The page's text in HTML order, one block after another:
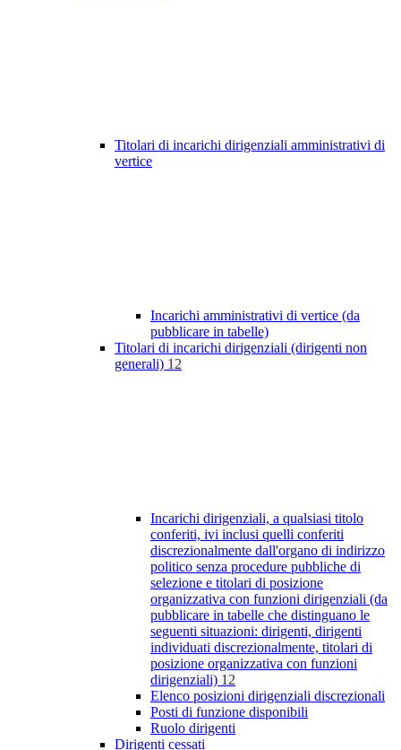
Titolari di incarichi dirigenziali amministrativi di
vertice
Incarichi amministrativi di vertice (da
pubblicare in tabelle)
Titolari di incarichi dirigenziali (dirigenti non
generali) 12
Incarichi dirigenziali, a qualsiasi titolo
conferiti, ivi inclusi quelli conferiti
discrezionalmente dall'organo di indirizzo
politico senza procedure pubbliche di
selezione e titolari di posizione
organizzativa con funzioni dirigenziali (da
pubblicare in tabelle che distinguano le
seguenti situazioni: dirigenti, dirigenti
individuati discrezionalmente, titolari di
posizione organizzativa con funzioni
dirigenziali) 12
Elenco posizioni dirigenziali discrezionali
Posti di funzione disponibili
Ruolo dirigenti
Dirigenti cessati